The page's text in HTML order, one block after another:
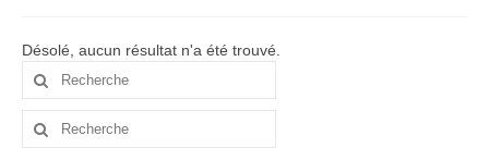
La commission SSF
La commission Canyons
Désolé, aucun résultat n'a été trouvé.
Rechercher
Rechercher